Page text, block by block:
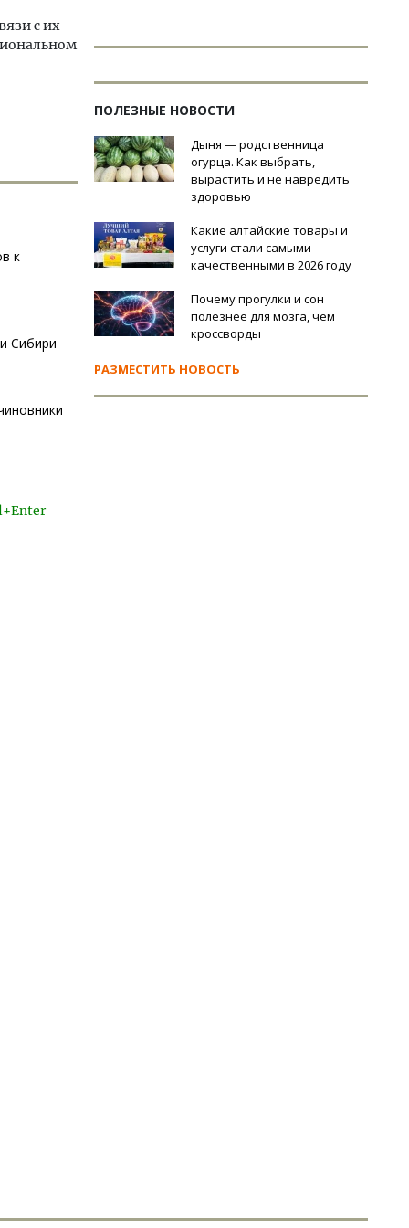
с их
к
Сибири
ПОЛЕЗНЫЕ НОВОСТИ
Дыня — родственница
огурца. Как выбрать,
вырастить и не навредить
здоровью
Какие алтайские товары и
услуги стали самыми
качественными в 2026 году
Почему прогулки и сон
полезнее для мозга, чем
кроссворды
РАЗМЕСТИТЬ НОВОСТЬ